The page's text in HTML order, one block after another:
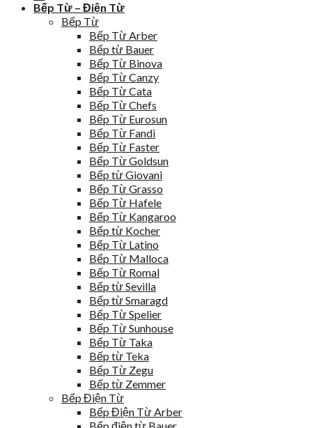
Bếp Từ – Điện Từ
Bếp Từ
Bếp Từ Arber
Bếp từ Bauer
Bếp Từ Binova
Bếp Từ Canzy
Bếp Từ Cata
Bếp Từ Chefs
Bếp Từ Eurosun
Bếp Từ Fandi
Bếp Từ Faster
Bếp Từ Goldsun
Bếp từ Giovani
Bếp Từ Grasso
Bếp Từ Hafele
Bếp Từ Kangaroo
Bếp từ Kocher
Bếp Từ Latino
Bếp Từ Malloca
Bếp Từ Romal
Bếp từ Sevilla
Bếp từ Smaragd
Bếp Từ Spelier
Bếp Từ Sunhouse
Bếp Từ Taka
Bếp từ Teka
Bếp Từ Zegu
Bếp từ Zemmer
Bếp Điện Từ
Bếp Điện Từ Arber